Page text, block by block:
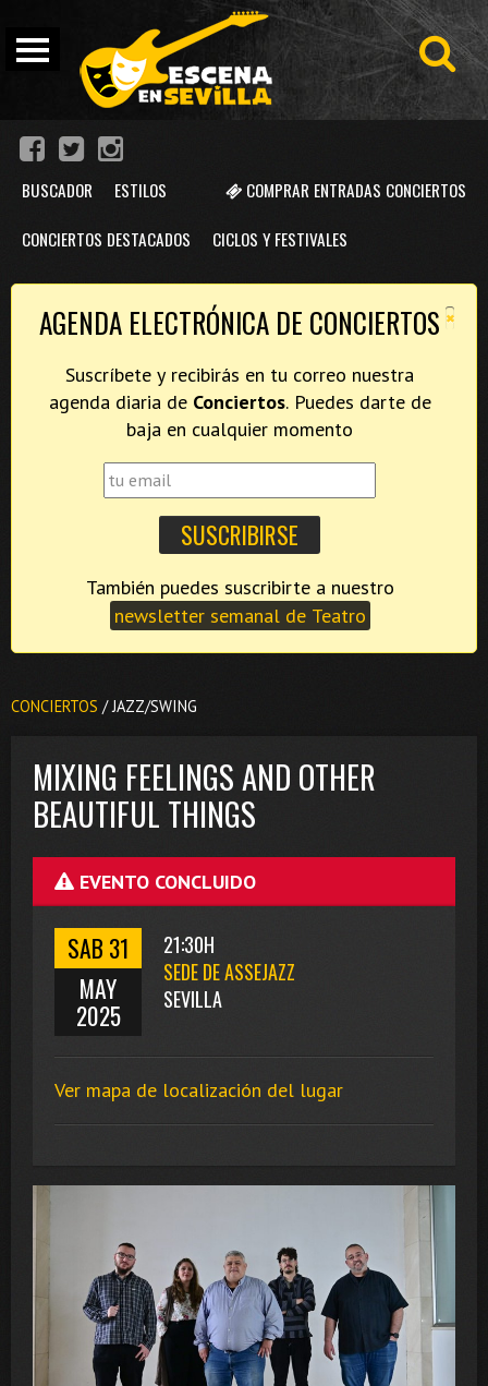
COMPRAR ENTRADAS CONCIERTOS
BUSCADOR ESTILOS
CONCIERTOS DESTACADOS CICLOS Y FESTIVALES
×
AGENDA ELECTRÓNICA DE CONCIERTOS
Suscríbete y recibirás en tu correo nuestra
agenda diaria de Conciertos. Puedes darte de
baja en cualquier momento
newsletter semanal de Teatro
CONCIERTOS / JAZZ/SWING
MIXING FEELINGS AND OTHER
BEAUTIFUL THINGS
EVENTO CONCLUIDO
SAB 31
MAY
2025
21:30H
SEDE DE ASSEJAZZ
SEVILLA
Ver mapa de localización del lugar